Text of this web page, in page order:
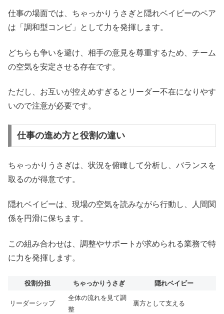
仕事の場面では、ちゃっかりうさぎと隠れベイビーのペア
は「調和型コンビ」として力を発揮します。
どちらも争いを避け、相手の意見を尊重するため、チーム
の空気を安定させる存在です。
ただし、お互いが控えめすぎるとリーダー不在になりやす
いので注意が必要です。
仕事の進め方と役割の違い
ちゃっかりうさぎは、状況を俯瞰して分析し、バランスを
取るのが得意です。
隠れベイビーは、現場の空気を読みながら行動し、人間関
係を円滑に保ちます。
この組み合わせは、調整やサポートが求められる業務で特
に力を発揮します。
役割分担 ちゃっかりうさぎ 隠れベイビー
リーダーシップ
全体の流れを見て調
整
裏方として支える